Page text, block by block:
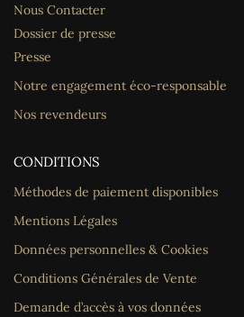
Nous Contacter
Dossier de presse
Presse
Notre engagement éco-responsable
Nos revendeurs
CONDITIONS
Méthodes de paiement disponibles
Mentions Légales
Données personnelles & Cookies
Conditions Générales de Vente
Demande d’accès à vos données